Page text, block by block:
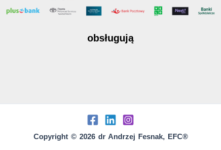
obsługują
Copyright © 2026 dr Andrzej Fesnak, EFC®